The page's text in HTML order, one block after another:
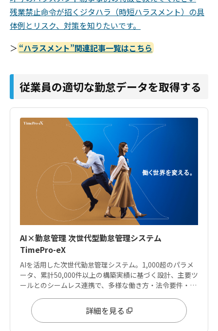
残業禁止命令が招くジタハラ（時短ハラスメント）の具
体例とリスク、対策を知りたいです。
＞ “ハラスメント”関連記事一覧はこちら
従業員の適切な勤怠データを取得する
AI×勤怠管理 次世代型勤怠管理システム
TimePro-eX
AIを活用した次世代勤怠管理システム。1,000超のパラメ
ータ、累計50,000件以上の構築実績に基づく設計、主要ツ
ールとのシームレス連携で、多様な働き方・法令要件・デ
詳細を見る